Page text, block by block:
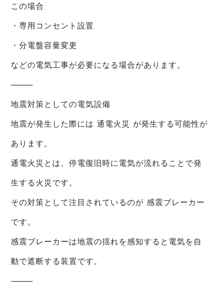
この場合
・専用コンセント設置
・分電盤容量変更
などの電気工事が必要になる場合があります。
⸻
地震対策としての電気設備
地震が発生した際には 通電火災 が発生する可能性が
あります。
通電火災とは、停電復旧時に電気が流れることで発
生する火災です。
その対策として注目されているのが 感震ブレーカー
です。
感震ブレーカーは地震の揺れを感知すると電気を自
動で遮断する装置です。
⸻